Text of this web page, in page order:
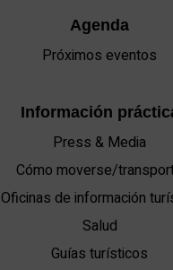
Agenda
Próximos eventos
Información
Press & Media
Cómo moverse/
Oficinas de información
Salud
Guías turísticos